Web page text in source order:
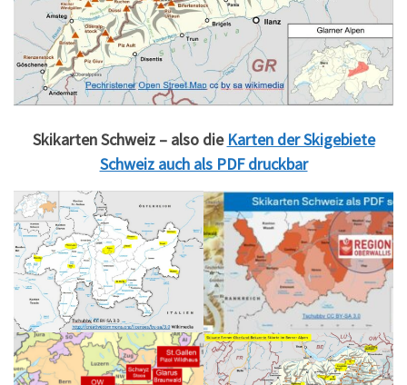
Skikarten Schweiz – also die Karten der Skigebiete
Schweiz auch als PDF druckbar